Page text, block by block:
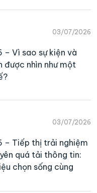
03/07/2026
– Vì sao sự kiện và
được nhìn như một
03/07/2026
– Tiếp thị trải nghiệm
quá tải thông tin:
chọn sống cùng